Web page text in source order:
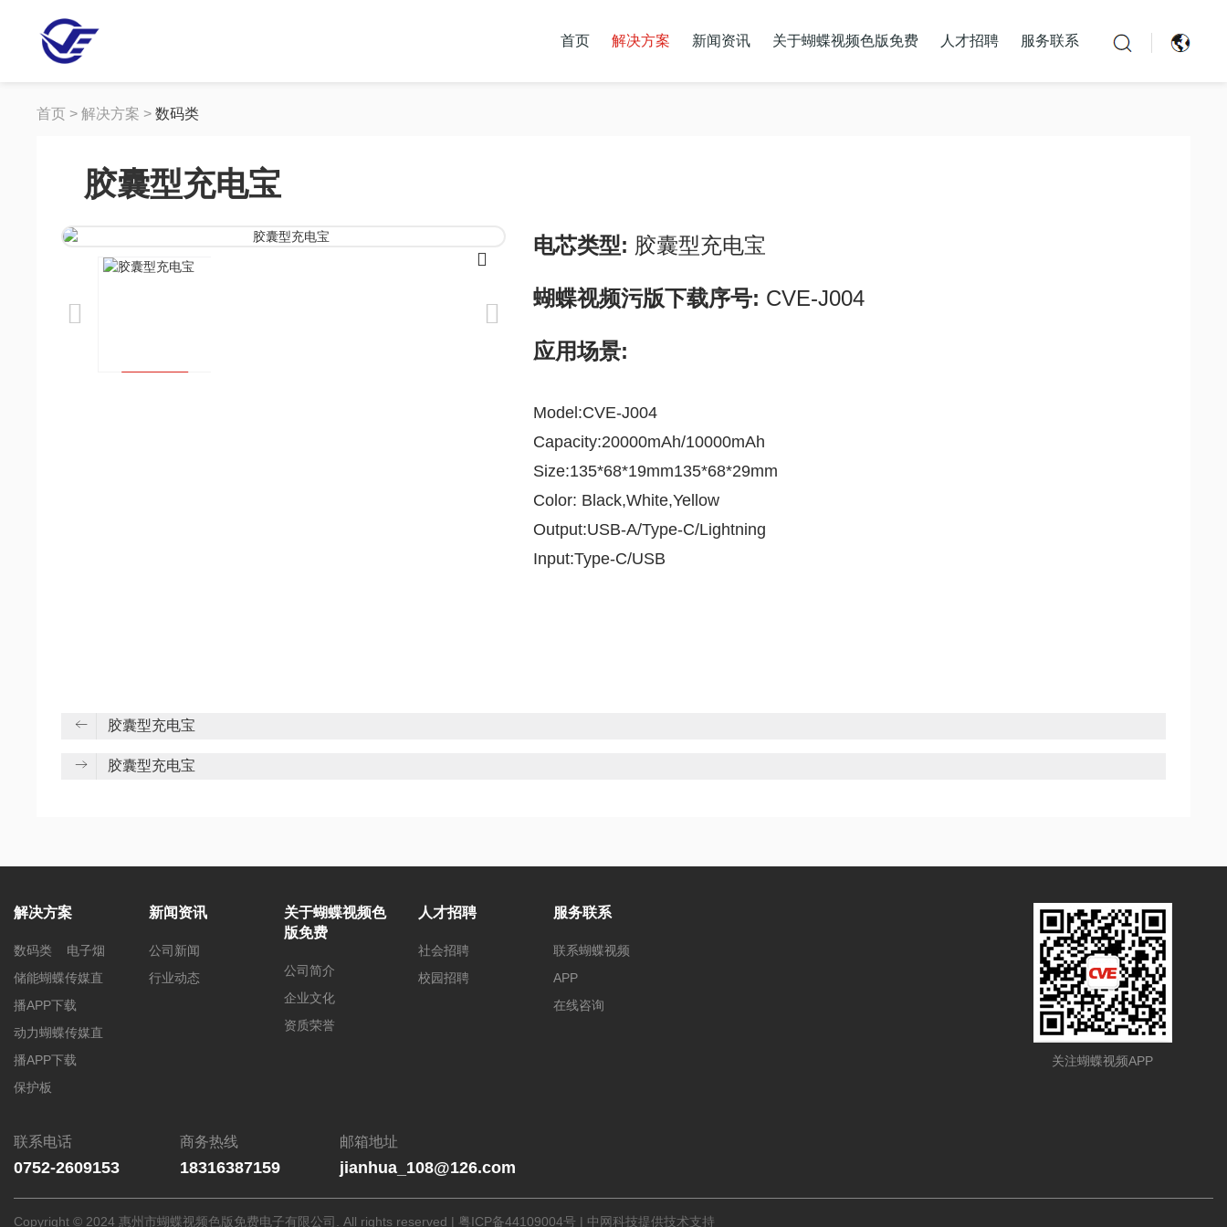
首页 解决方案 新闻资讯 关于蝴蝶视频色版免费 人才招聘 服务联系
首页 > 解决方案 >数码类
胶囊型充电宝
电芯类型: 胶囊型充电宝
蝴蝶视频污版下载序号: CVE-J004
应用场景:
Model:CVE-J004
Capacity:20000mAh/10000mAh
Size:135*68*19mm135*68*29mm
Color: Black,White,Yellow
Output:USB-A/Type-C/Lightning
Input:Type-C/USB
胶囊型充电宝
胶囊型充电宝
解决方案
数码类
电子烟
储能蝴蝶传媒直
播APP下载
动力蝴蝶传媒直
播APP下载
保护板
新闻资讯
公司新闻
行业动态
关于蝴蝶视频色
版免费
公司简介
企业文化
资质荣誉
人才招聘
社会招聘
校园招聘
服务联系
联系蝴蝶视频
APP
在线咨询
关注蝴蝶视频APP
联系电话
0752-2609153
商务热线
18316387159
邮箱地址
jianhua_108@126.com
Copyright © 2024 惠州市蝴蝶视频色版免费电子有限公司. All rights reserved | 粤ICP备44109004号 | 中网科技提供技术支持